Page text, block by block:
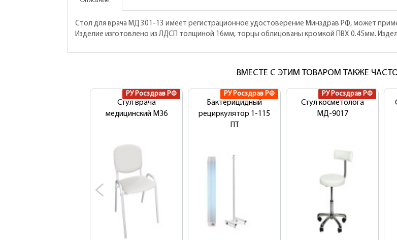
Стол для врача МД 301-13 имеет регистрационное удостоверение Минздрав РФ, может
Изделие изготовлено из ЛДСП толщиной 16мм, торцы облицованы кромкой ПВХ 0.45мм.
ВМЕСТЕ С ЭТИМ ТОВАРОМ ТАКЖЕ
РУ Росздрав РФ
Стул врача
медицинский М36
РУ Росздрав РФ
Бактерицидный
рециркулятор 1-115
РУ Росздрав РФ
Стул косметолога
MД-9017